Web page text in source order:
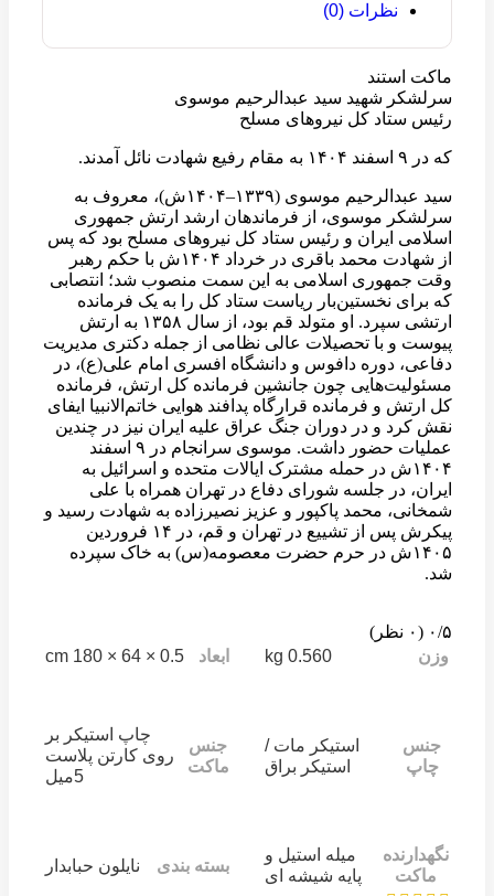
نظرات (0)
ماکت استند
سرلشکر شهید سید عبدالرحیم موسوی
رئیس ستاد کل نیروهای مسلح
که در ۹ اسفند ۱۴۰۴ به مقام رفیع شهادت نائل آمدند.
سید عبدالرحیم موسوی (۱۳۳۹–۱۴۰۴ش)، معروف به
سرلشکر موسوی، از فرماندهان ارشد ارتش جمهوری
اسلامی ایران و رئیس ستاد کل نیروهای مسلح بود که پس
از شهادت محمد باقری در خرداد ۱۴۰۴ش با حکم رهبر
وقت جمهوری اسلامی به این سمت منصوب شد؛ انتصابی
که برای نخستین‌بار ریاست ستاد کل را به یک فرمانده
ارتشی سپرد. او متولد قم بود، از سال ۱۳۵۸ به ارتش
پیوست و با تحصیلات عالی نظامی از جمله دکتری مدیریت
دفاعی، دوره دافوس و دانشگاه افسری امام علی(ع)، در
مسئولیت‌هایی چون جانشین فرمانده کل ارتش، فرمانده
کل ارتش و فرمانده قرارگاه پدافند هوایی خاتم‌الانبیا ایفای
نقش کرد و در دوران جنگ عراق علیه ایران نیز در چندین
عملیات حضور داشت. موسوی سرانجام در ۹ اسفند
۱۴۰۴ش در حمله مشترک ایالات متحده و اسرائیل به
ایران، در جلسه شورای دفاع در تهران همراه با علی
شمخانی، محمد پاکپور و عزیز نصیرزاده به شهادت رسید و
پیکرش پس از تشییع در تهران و قم، در ۱۴ فروردین
۱۴۰۵ش در حرم حضرت معصومه(س) به خاک سپرده
شد.
‫۰/۵ ‫(۰ نظر)
وزن
0.560 kg ابعاد 0.5 × 64 × 180 cm
جنس
چاپ
استیکر مات /
استیکر براق
جنس
ماکت
چاپ استیکر بر
روی کارتن پلاست
5میل
نگهدارنده
ماکت
میله استیل و
پایه شیشه ای
بسته بندی نایلون حبابدار